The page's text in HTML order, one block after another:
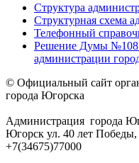
Структура
Структурная схема
Телефонный
Решение Думы №108
администрации
© Официальный сайт
города Югорска
Администрация города
Югорск ул. 40 лет Победы,
+7(34675)77000